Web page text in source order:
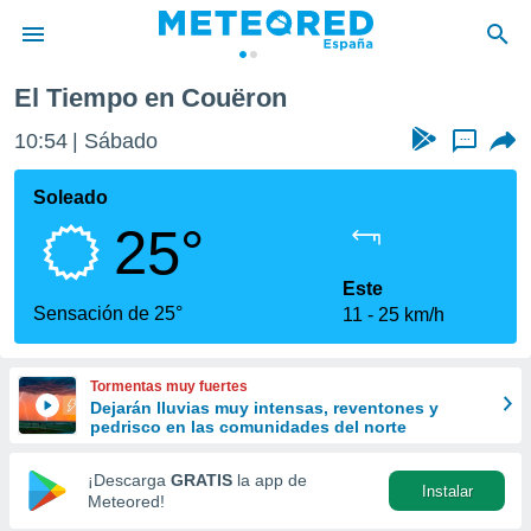
de
por
que se
calidad.
a este
las
y
forma
digital
basada
El Tiempo en Couëron
10:54 Sábado ...
Soleado
25°
Sensación de 25°
Este
11
25 km/h
Tormentas muy fuertes
Dejarán lluvias muy intensas, reventones y
pedrisco en las comunidades del norte
¡Descarga GRATIS la app de
Meteored!
Instalar